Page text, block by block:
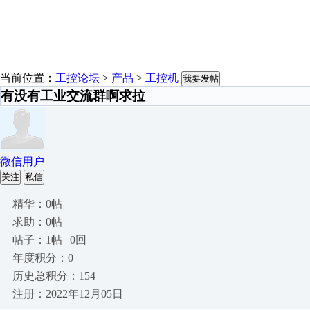
当前位置： 工控论坛 > 产品 > 工控机 我要发帖
有没有工业交流群啊求拉
微信用户
关注 私信
精华：0帖
求助：0帖
帖子：1帖 | 0回
年度积分：0
历史总积分：154
注册：2022年12月05日